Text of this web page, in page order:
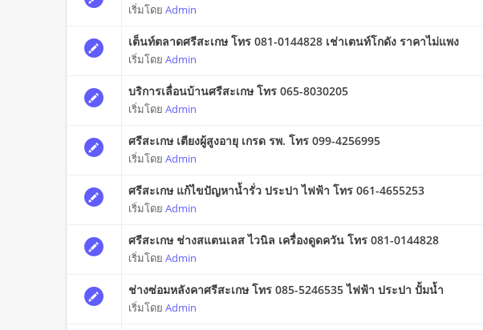
เริ่มโดยAdmin
เต็นท์ตลาดศรีสะเกษ โทร 081-0144828 เช่าเตนท์โกดัง ราคาไม่แพง
เริ่มโดยAdmin
บริการเลื่อนบ้านศรีสะเกษ โทร 065-8030205
เริ่มโดยAdmin
ศรีสะเกษ เตียงผู้สูงอายุ เกรด รพ. โทร 099-4256995
เริ่มโดยAdmin
ศรีสะเกษ แก้ไขปัญหาน้ำรั่ว ประปา ไฟฟ้า โทร 061-4655253
เริ่มโดยAdmin
ศรีสะเกษ ช่างสแตนเลส ไวนิล เครื่องดูดควัน โทร 081-0144828
เริ่มโดยAdmin
ช่างซ่อมหลังคาศรีสะเกษ โทร 085-5246535 ไฟฟ้า ประปา ปั้มน้ำ
เริ่มโดยAdmin